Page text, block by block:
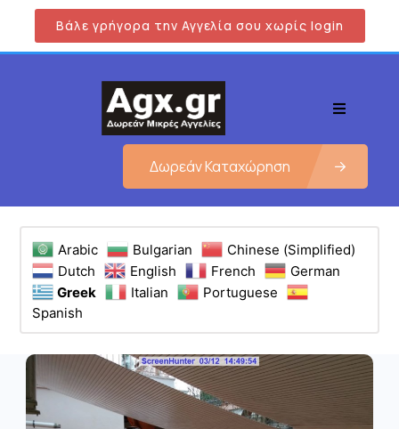
Βάλε γρήγορα την Αγγελία σου χωρίς login
Δωρεάν Καταχώρηση
Arabic Bulgarian
Chinese (Simplified)
Dutch
English French
German
Greek
Italian
Portuguese
Spanish